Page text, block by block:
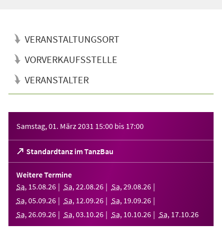
VERANSTALTUNGSORT
VORVERKAUFSSTELLE
VERANSTALTER
Samstag, 01. März 2031 15:00 bis 17:00
Standardtanz im TanzBau
(Öffnet
in
einem
neuen
Tab)
Weitere Termine
Sa, 15.08.26 Sa, 22.08.26 Sa, 29.08.26
Sa, 05.09.26 Sa, 12.09.26 Sa, 19.09.26
Sa, 26.09.26 Sa, 03.10.26 Sa, 10.10.26 Sa, 17.10.26